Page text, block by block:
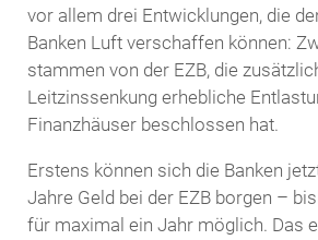
vor allem drei Entwicklungen, die
Banken Luft verschaffen können:
stammen von der EZB, die
Leitzinssenkung erhebliche
Finanzhäuser beschlossen hat.
Erstens können sich die Banken
Jahre Geld bei der EZB borgen –
für maximal ein Jahr möglich. Das